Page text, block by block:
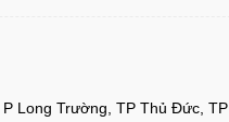
Long Trường, TP Thủ Đức,